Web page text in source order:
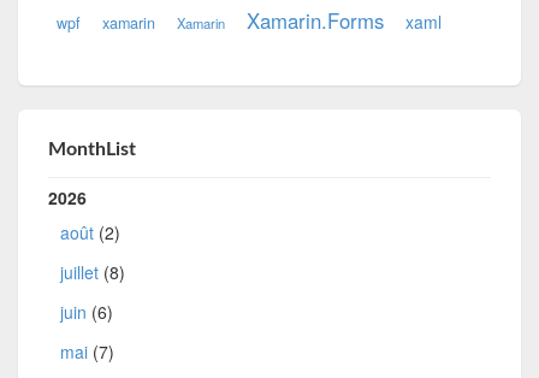
wpf xamarin Xamarin Xamarin.Forms xaml
MonthList
2026
août (2)
juillet (8)
juin (6)
mai (7)